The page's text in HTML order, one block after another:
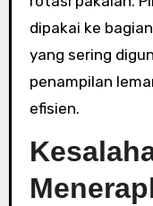
dipakai ke
yang sering
penampilan
efisien.